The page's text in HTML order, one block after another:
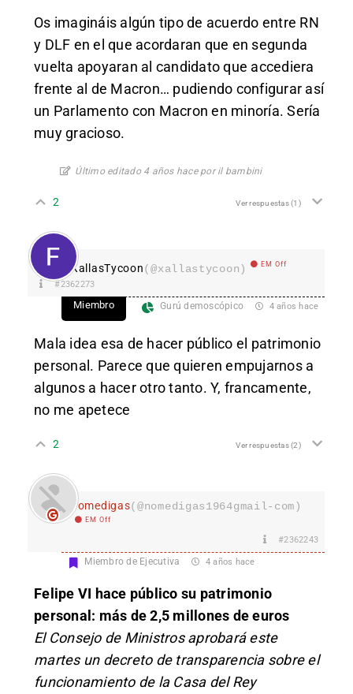
Os imagináis algún tipo de acuerdo entre RN
y DLF en el que acordaran que en segunda
vuelta apoyaran al candidato que accediera
frente al de Macron… pudiendo configurar así
un Parlamento con Macron en minoría. Sería
muy gracioso.
Último editado 4 años hace por il bambini
2 Ver respuestas(1)
XallasTycoon(@xallastycoon) EM Off
#2362273
Miembro Gurú demoscópico 4 años hace
Mala idea esa de hacer público el patrimonio
personal. Parece que quieren empujarnos a
algunos a hacer otro tanto. Y, francamente,
no me apetece
2 Ver respuestas(2)
nomedigas(@nomedigas1964gmail-com)
EM Off
#2362243
Miembro de Ejecutiva 4 años hace
Felipe VI hace público su patrimonio
personal: más de 2,5 millones de euros
El Consejo de Ministros aprobará este
martes un decreto de transparencia sobre el
funcionamiento de la Casa del Rey